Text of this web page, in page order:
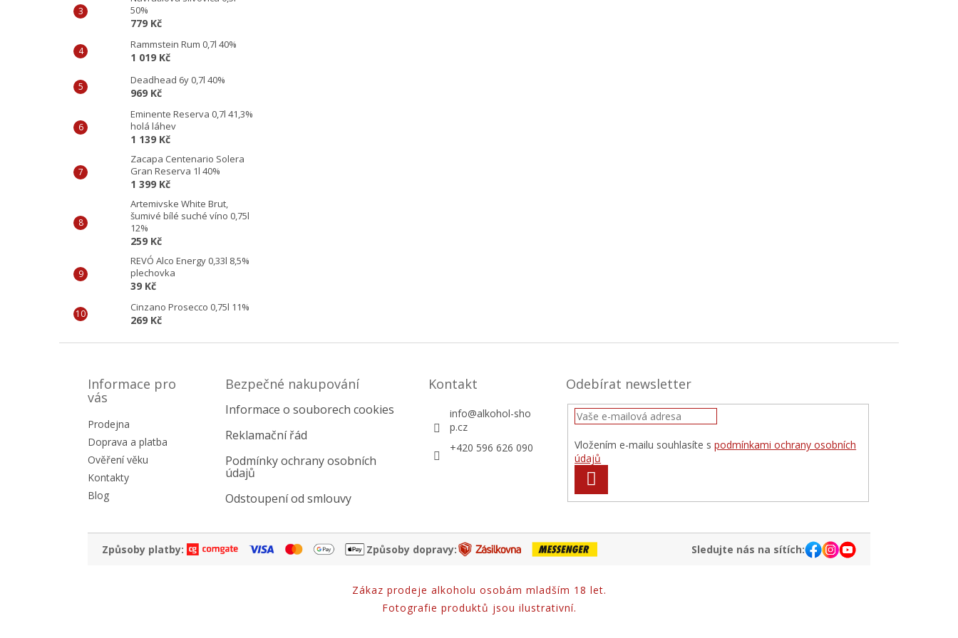
50%
779 Kč
Rammstein Rum 0,7l 40%
1 019 Kč
Deadhead 6y 0,7l 40%
969 Kč
Eminente Reserva 0,7l 41,3%
holá láhev
1 139 Kč
Zacapa Centenario Solera
Gran Reserva 1l 40%
1 399 Kč
Artemivske White Brut,
šumivé bílé suché víno 0,75l
12%
259 Kč
REVÓ Alco Energy 0,33l 8,5%
plechovka
39 Kč
Cinzano Prosecco 0,75l 11%
269 Kč
Informace pro
vás
Prodejna
Doprava a platba
Ověření věku
Kontakty
Blog
Bezpečné nakupování
Informace o souborech cookies
Reklamační řád
Podmínky ochrany osobních
údajů
Odstoupení od smlouvy
Kontakt
info@alkohol-sho
p.cz
+420 596 626 090
Odebírat newsletter
Vložením e-mailu souhlasíte spodmínkami ochrany osobních
údajů
SE
Způsoby platby: Způsoby dopravy: Sledujte nás na sítích:
Zákaz prodeje alkoholu osobám mladším 18 let.
Fotografie produktů jsou ilustrativní.